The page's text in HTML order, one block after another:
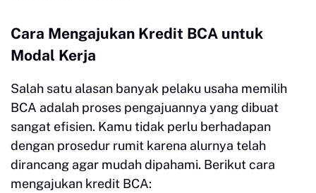
Cara Mengajukan Kredit BCA untuk
Modal Kerja
Salah satu alasan banyak pelaku usaha memilih
BCA adalah proses pengajuannya yang dibuat
sangat efisien. Kamu tidak perlu berhadapan
dengan prosedur rumit karena alurnya telah
dirancang agar mudah dipahami. Berikut cara
mengajukan kredit BCA: